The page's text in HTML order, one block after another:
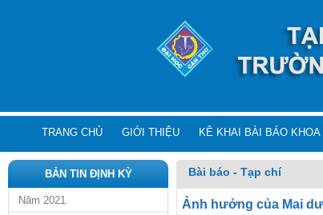
TRANG CHỦ GIỚI THIỆU KÊ KHAI BÀI BÁO KHOA
BẢN TIN ĐỊNH KỲ
Năm 2021
Bài báo - Tạp chí
Ảnh hưởng của Mai